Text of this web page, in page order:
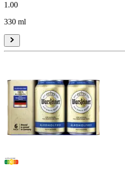
1 .00
330 ml